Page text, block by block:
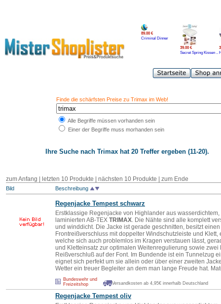
89.00 €
Criminal Dinner
39.00 €
Secret Spring Kissen ..
Finde die schärfsten Preise zu Trimax im Web!
Alle Begriffe müssen vorhanden sein
Einer der Begriffe muss morhanden sein
Ihre Suche nach Trimax hat 20 Treffer ergeben (11-20).
zum Anfang letzten 10 Produkte | nächsten 10 Produkte | zum Ende
Bild Beschreibung
Regenjacke Tempest schwarz
Erstklassige Regenjacke von Highlander aus
laminierten AB-TEX TRIMAX. Die Nähte sind alle komplett
und winddicht. Die Jacke ist gerade geschnitten, besitzt
Frontreißverschluss mit doppelter Windschutzleiste und
welche sich auch problemlos im Kragen verstauen lässt,
und Kletteinsatz zur optimalen Weitenregulierung sowie zwei
Reißverschluß auf der Font. Im Bundende ist ein Tunnelzug
eignet sich perfekt um sie allein oder über einer zweiten
Wetter ein treuer Begleiter an dem man lange Freude hat.
Bundeswehr und
Freizeitshop
Versandkosten ab 4,95€ innerhalb Deutschland
Regenjacke Tempest oliv